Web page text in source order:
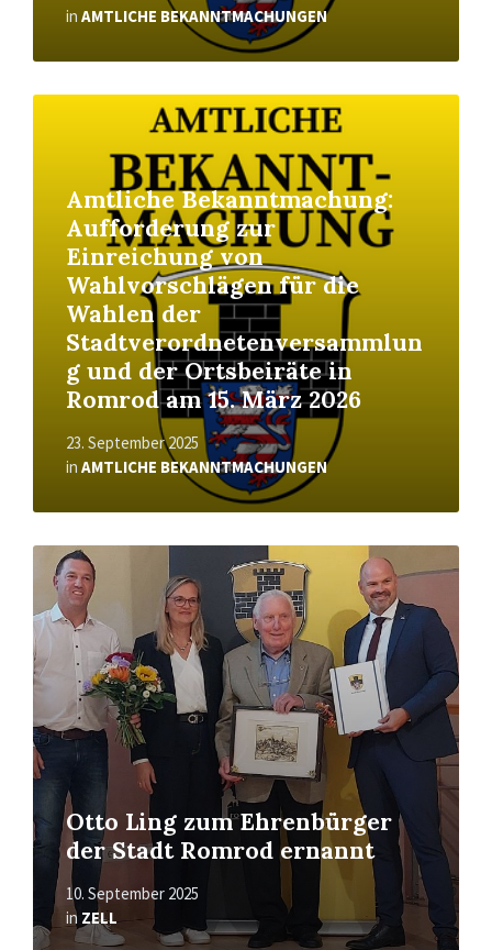
in AMTLICHE BEKANNTMACHUNGEN
Amtliche Bekanntmachung:
Aufforderung zur
Einreichung von
Wahlvorschlägen für die
Wahlen der
Stadtverordnetenversammlun
g und der Ortsbeiräte in
Romrod am 15. März 2026
23. September 2025
in AMTLICHE BEKANNTMACHUNGEN
Read
Otto Ling zum Ehrenbürger
der Stadt Romrod ernannt
10. September 2025
in ZELL
Read
More